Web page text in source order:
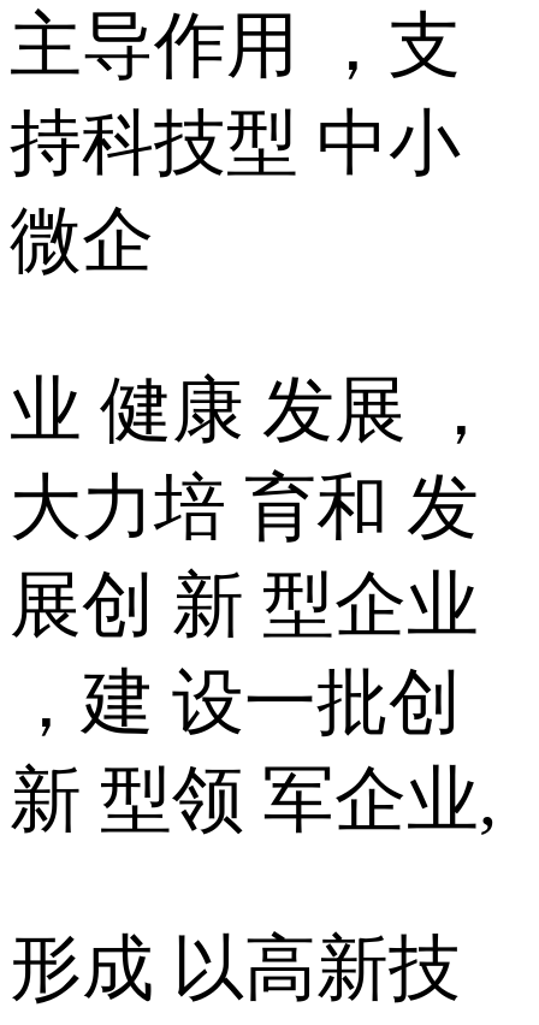
主导作用 ，支
持科技型 中小
微企
业 健康 发展 ，
大力培 育和 发
展创 新 型企业
，建 设一批创
新 型领 军企业,
形成 以高新技